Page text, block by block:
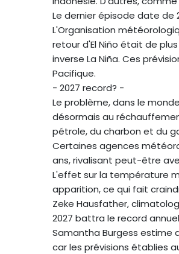
Le dernier épisode date de
L'Organisation
retour d'El Niño était de
inverse La Niña. Ces
Pacifique.
- 2027 record? -
Le problème, dans le
désormais au
pétrole, du charbon et du
Certaines agences
ans, rivalisant peut-être
L'effet sur la température
apparition, ce qui fait
Zeke Hausfather,
2027 battra le record
Samantha Burgess estime
car les prévisions établies